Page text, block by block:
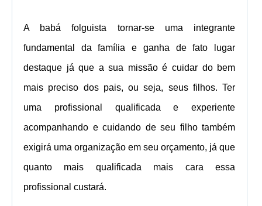
A babá folguista tornar-se uma integrante
fundamental da família e ganha de fato lugar
destaque já que a sua missão é cuidar do bem
mais preciso dos pais, ou seja, seus filhos.Ter
uma profissional qualificada e experiente
acompanhando e cuidando de seu filho também
exigirá uma organização em seu orçamento, já que
quanto mais qualificada mais cara essa
profissional custará.